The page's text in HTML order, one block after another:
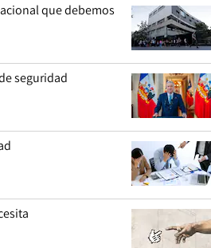
que debemos
seguridad